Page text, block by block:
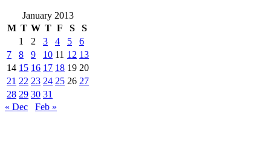
January 2013
M T W T F S
S
1
2 3 4 5
6
7
8 9 10 11 12 13
14 15 16 17 18 19 20
21 22 23 24 25 26 27
28 29 30 31
« Dec
Feb »